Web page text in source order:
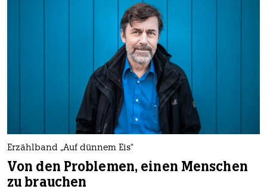
Erzählband „Auf dünnem Eis“
Von den Problemen, einen Menschen
zu brauchen